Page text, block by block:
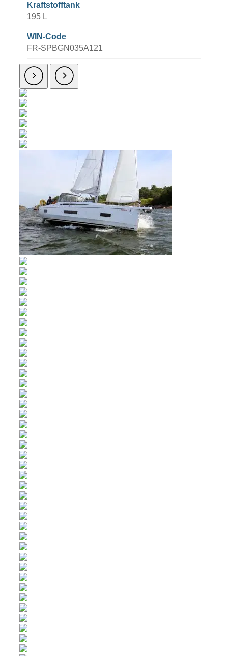
Kraftstofftank
195 L
WIN-Code
FR-SPBGN035A121